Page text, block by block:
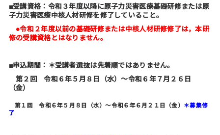
■受講資格：令和３年度以降に原子力災害医療基礎研修または原
子力災害医療中核人材研修を修了していること。
●令和２年度以前の基礎研修または中核人材研修修了は，本研
修の受講資格とはなりません。
■申込期間：＊受講者選抜は先着順ではありません。
第２回 令和６年５月８日（水）～令和６年７月２６日
（金）
第１回 令和６年５月８日（水）～令和６年６月２１日（金） ＊募集修
了